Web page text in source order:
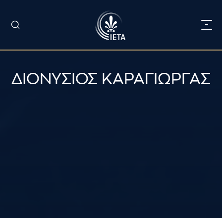
ΔΙΟΝΥΣΙΟΣ ΚΑΡΑΓΙΩΡΓΑΣ